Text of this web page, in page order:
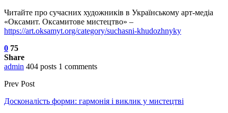
Читайте про сучасних художників в Українському арт-медіа
«Оксамит. Оксамитове мистецтво» –
https://art.oksamyt.org/category/suchasni-khudozhnyky
0 75
Share
admin 404 posts 1 comments
Prev Post
Досконалість форми: гармонія і виклик у мистецтві